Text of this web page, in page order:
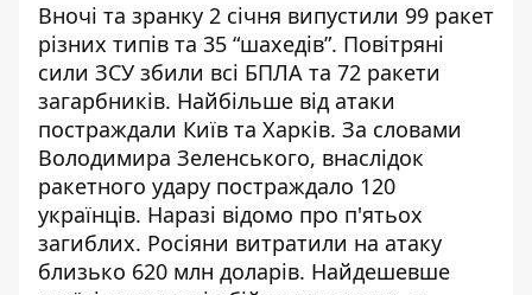
Вночі та зранку 2 січня випустили 99 ракет
різних типів та 35 “шахедів”. Повітряні
сили ЗСУ збили всі БПЛА та 72 ракети
загарбників. Найбільше від атаки
постраждали Київ та Харків. За словами
Володимира Зеленського, внаслідок
ракетного удару постраждало 120
українців. Наразі відомо про п'ятьох
загиблих. Росіяни витратили на атаку
близько 620 млн доларів. Найдешевше